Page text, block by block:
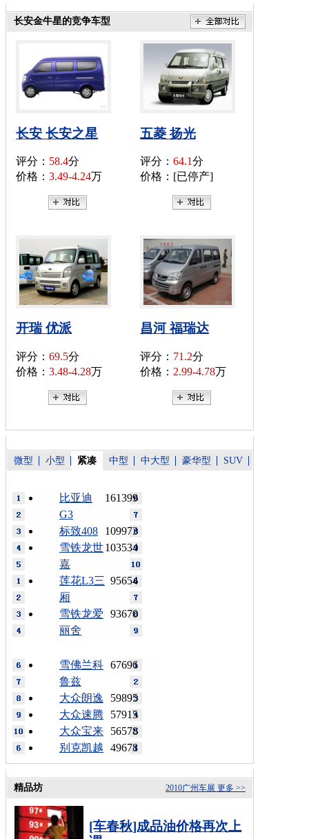
长安金牛星的竞争车型
长安 长安之星
评分： 58.4分
价格： 3.49-4.24万
五菱 扬光
评分： 64.1分
价格：[已停产]
开瑞 优派
评分： 69.5分
价格： 3.48-4.28万
昌河 福瑞达
评分： 71.2分
价格： 2.99-4.78万
微型 小型 紧凑 中型 中大型 豪华型 SUV
161399
比亚迪
G3
109973
标致408
103534
雪铁龙世
嘉
95654
莲花L3三
厢
93670
雪铁龙爱
丽舍
67696
雪佛兰科
鲁兹
59895
大众朗逸
57915
大众速腾
56578
大众宝来
49678
别克凯越
更多 >>
2010广州车展
精品坊
[车春秋]成品油价格再次上